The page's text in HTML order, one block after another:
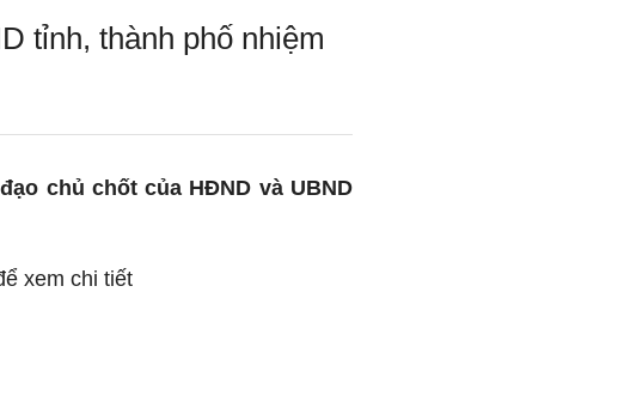
tỉnh, thành phố nhiệm
chủ chốt của HĐND và UBND
xem chi tiết